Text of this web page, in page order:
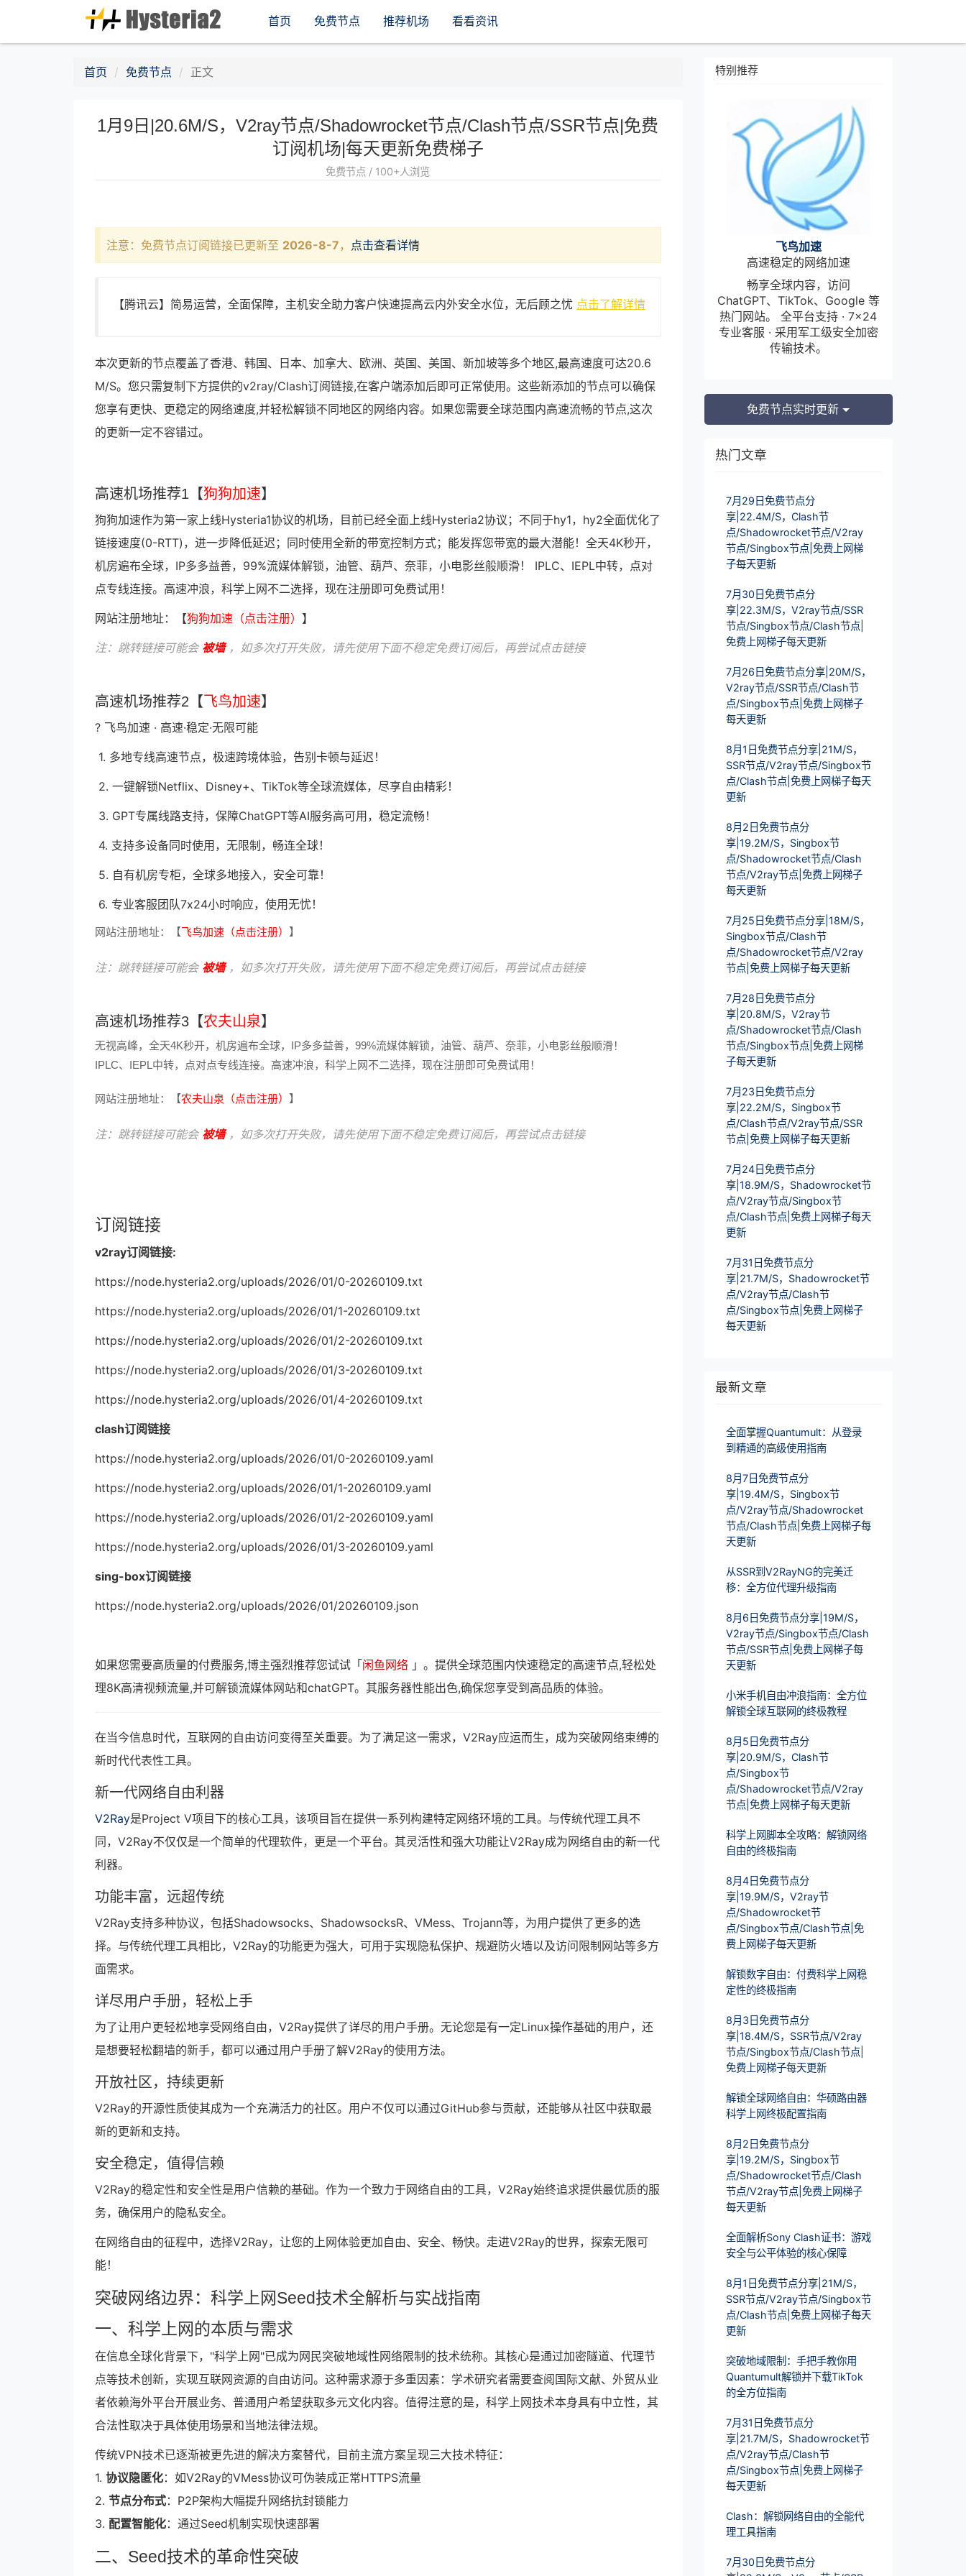
首页 免费节点 推荐机场 看看资讯
首页 免费节点 正文
1月9日|20.6M/S，V2ray节点/Shadowrocket节点/Clash节点/SSR节点|免费
订阅机场|每天更新免费梯子
免费节点 / 100+人浏览
注意：免费节点订阅链接已更新至 2026-8-7 ， 点击查看详情
【腾讯云】简易运营，全面保障，主机安全助力客户快速提高云内外安全水位，无后顾之忧 点击了解详情
本次更新的节点覆盖了香港、韩国、日本、加拿大、欧洲、英国、美国、新加坡等多个地区,最高速度可达20.6
M/S。您只需复制下方提供的v2ray/Clash订阅链接,在客户端添加后即可正常使用。这些新添加的节点可以确保
您享有更快、更稳定的网络速度,并轻松解锁不同地区的网络内容。如果您需要全球范围内高速流畅的节点,这次
的更新一定不容错过。
高速机场推荐1【狗狗加速】
狗狗加速作为第一家上线Hysteria1协议的机场，目前已经全面上线Hysteria2协议；不同于hy1，hy2全面优化了
链接速度(0-RTT)，进一步降低延迟；同时使用全新的带宽控制方式；能发挥您带宽的最大潜能！全天4K秒开，
机房遍布全球，IP多多益善，99%流媒体解锁，油管、葫芦、奈菲，小电影丝般顺滑！ IPLC、IEPL中转，点对
点专线连接。高速冲浪，科学上网不二选择，现在注册即可免费试用！
网站注册地址：【狗狗加速（点击注册） 】
注：跳转链接可能会 被墙，如多次打开失败，请先使用下面不稳定免费订阅后，再尝试点击链接
高速机场推荐2【 飞鸟加速】
? 飞鸟加速 · 高速·稳定·无限可能
1. 多地专线高速节点，极速跨境体验，告别卡顿与延迟！
2. 一键解锁Netflix、Disney+、TikTok等全球流媒体，尽享自由精彩！
3. GPT专属线路支持，保障ChatGPT等AI服务高可用，稳定流畅！
4. 支持多设备同时使用，无限制，畅连全球！
5. 自有机房专柜，全球多地接入，安全可靠！
6. 专业客服团队7x24小时响应，使用无忧！
网站注册地址：【飞鸟加速（点击注册） 】
注：跳转链接可能会 被墙，如多次打开失败，请先使用下面不稳定免费订阅后，再尝试点击链接
高速机场推荐3【农夫山泉】
无视高峰，全天4K秒开，机房遍布全球，IP多多益善，99%流媒体解锁，油管、葫芦、奈菲，小电影丝般顺滑！
IPLC、IEPL中转，点对点专线连接。高速冲浪，科学上网不二选择，现在注册即可免费试用！
网站注册地址：【农夫山泉（点击注册） 】
注：跳转链接可能会 被墙，如多次打开失败，请先使用下面不稳定免费订阅后，再尝试点击链接
订阅链接
v2ray订阅链接:
https://node.hysteria2.org/uploads/2026/01/0-20260109.txt
https://node.hysteria2.org/uploads/2026/01/1-20260109.txt
https://node.hysteria2.org/uploads/2026/01/2-20260109.txt
https://node.hysteria2.org/uploads/2026/01/3-20260109.txt
https://node.hysteria2.org/uploads/2026/01/4-20260109.txt
clash订阅链接
https://node.hysteria2.org/uploads/2026/01/0-20260109.yaml
https://node.hysteria2.org/uploads/2026/01/1-20260109.yaml
https://node.hysteria2.org/uploads/2026/01/2-20260109.yaml
https://node.hysteria2.org/uploads/2026/01/3-20260109.yaml
sing-box订阅链接
https://node.hysteria2.org/uploads/2026/01/20260109.json
如果您需要高质量的付费服务,博主强烈推荐您试试「 闲鱼网络 」。提供全球范围内快速稳定的高速节点,轻松处
理8K高清视频流量,并可解锁流媒体网站和chatGPT。其服务器性能出色,确保您享受到高品质的体验。
在当今信息时代，互联网的自由访问变得至关重要。为了满足这一需求，V2Ray应运而生，成为突破网络束缚的
新时代代表性工具。
新一代网络自由利器
V2Ray是Project V项目下的核心工具，该项目旨在提供一系列构建特定网络环境的工具。与传统代理工具不
同，V2Ray不仅仅是一个简单的代理软件，更是一个平台。其灵活性和强大功能让V2Ray成为网络自由的新一代
利器。
功能丰富，远超传统
V2Ray支持多种协议，包括Shadowsocks、ShadowsocksR、VMess、Trojann等，为用户提供了更多的选
择。与传统代理工具相比，V2Ray的功能更为强大，可用于实现隐私保护、规避防火墙以及访问限制网站等多方
面需求。
详尽用户手册，轻松上手
为了让用户更轻松地享受网络自由，V2Ray提供了详尽的用户手册。无论您是有一定Linux操作基础的用户，还
是想要轻松翻墙的新手，都可以通过用户手册了解V2Ray的使用方法。
开放社区，持续更新
V2Ray的开源性质使其成为一个充满活力的社区。用户不仅可以通过GitHub参与贡献，还能够从社区中获取最
新的更新和支持。
安全稳定，值得信赖
V2Ray的稳定性和安全性是用户信赖的基础。作为一个致力于网络自由的工具，V2Ray始终追求提供最优质的服
务，确保用户的隐私安全。
在网络自由的征程中，选择V2Ray，让您的上网体验更加自由、安全、畅快。走进V2Ray的世界，探索无限可
能！
突破网络边界：科学上网Seed技术全解析与实战指南
一、科学上网的本质与需求
在信息全球化背景下，"科学上网"已成为网民突破地域性网络限制的技术统称。其核心是通过加密隧道、代理节
点等技术创新，实现互联网资源的自由访问。这种需求源于多重因素：学术研究者需要查阅国际文献、外贸从业
者依赖海外平台开展业务、普通用户希望获取多元文化内容。值得注意的是，科学上网技术本身具有中立性，其
合法性取决于具体使用场景和当地法律法规。
传统VPN技术已逐渐被更先进的解决方案替代，目前主流方案呈现三大技术特征：
1. 协议隐匿化：如V2Ray的VMess协议可伪装成正常HTTPS流量
2. 节点分布式：P2P架构大幅提升网络抗封锁能力
3. 配置智能化：通过Seed机制实现快速部署
二、Seed技术的革命性突破
特别推荐
飞鸟加速
高速稳定的网络加速
畅享全球内容，访问
ChatGPT、TikTok、Google 等
热门网站。 全平台支持 · 7×24
专业客服 · 采用军工级安全加密
传输技术。
免费节点实时更新
热门文章
7月29日免费节点分
享|22.4M/S，Clash节
点/Shadowrocket节点/V2ray
节点/Singbox节点|免费上网梯
子每天更新
7月30日免费节点分
享|22.3M/S，V2ray节点/SSR
节点/Singbox节点/Clash节点|
免费上网梯子每天更新
7月26日免费节点分享|20M/S，
V2ray节点/SSR节点/Clash节
点/Singbox节点|免费上网梯子
每天更新
8月1日免费节点分享|21M/S，
SSR节点/V2ray节点/Singbox节
点/Clash节点|免费上网梯子每天
更新
8月2日免费节点分
享|19.2M/S，Singbox节
点/Shadowrocket节点/Clash
节点/V2ray节点|免费上网梯子
每天更新
7月25日免费节点分享|18M/S，
Singbox节点/Clash节
点/Shadowrocket节点/V2ray
节点|免费上网梯子每天更新
7月28日免费节点分
享|20.8M/S，V2ray节
点/Shadowrocket节点/Clash
节点/Singbox节点|免费上网梯
子每天更新
7月23日免费节点分
享|22.2M/S，Singbox节
点/Clash节点/V2ray节点/SSR
节点|免费上网梯子每天更新
7月24日免费节点分
享|18.9M/S，Shadowrocket节
点/V2ray节点/Singbox节
点/Clash节点|免费上网梯子每天
更新
7月31日免费节点分
享|21.7M/S，Shadowrocket节
点/V2ray节点/Clash节
点/Singbox节点|免费上网梯子
每天更新
最新文章
全面掌握Quantumult：从登录
到精通的高级使用指南
8月7日免费节点分
享|19.4M/S，Singbox节
点/V2ray节点/Shadowrocket
节点/Clash节点|免费上网梯子每
天更新
从SSR到V2RayNG的完美迁
移：全方位代理升级指南
8月6日免费节点分享|19M/S，
V2ray节点/Singbox节点/Clash
节点/SSR节点|免费上网梯子每
天更新
小米手机自由冲浪指南：全方位
解锁全球互联网的终极教程
8月5日免费节点分
享|20.9M/S，Clash节
点/Singbox节
点/Shadowrocket节点/V2ray
节点|免费上网梯子每天更新
科学上网脚本全攻略：解锁网络
自由的终极指南
8月4日免费节点分
享|19.9M/S，V2ray节
点/Shadowrocket节
点/Singbox节点/Clash节点|免
费上网梯子每天更新
解锁数字自由：付费科学上网稳
定性的终极指南
8月3日免费节点分
享|18.4M/S，SSR节点/V2ray
节点/Singbox节点/Clash节点|
免费上网梯子每天更新
解锁全球网络自由：华硕路由器
科学上网终极配置指南
8月2日免费节点分
享|19.2M/S，Singbox节
点/Shadowrocket节点/Clash
节点/V2ray节点|免费上网梯子
每天更新
全面解析Sony Clash证书：游戏
安全与公平体验的核心保障
8月1日免费节点分享|21M/S，
SSR节点/V2ray节点/Singbox节
点/Clash节点|免费上网梯子每天
更新
突破地域限制：手把手教你用
Quantumult解锁并下载TikTok
的全方位指南
7月31日免费节点分
享|21.7M/S，Shadowrocket节
点/V2ray节点/Clash节
点/Singbox节点|免费上网梯子
每天更新
Clash：解锁网络自由的全能代
理工具指南
7月30日免费节点分